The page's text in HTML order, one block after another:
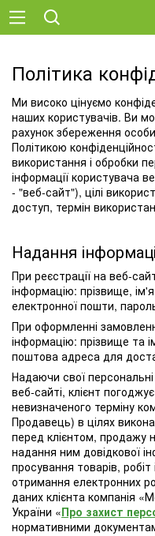
Політика
Ми високо цінуємо
наших користувачів. Ви
рахунок збереження
Політикою
використання і обробки
інформації користувача
- "веб-сайт"), цілі
доступ, термін
Надання
При реєстрації на веб-
інформацію: прізвище,
електронної пошти,
При оформленні
інформацію: прізвище та
поштова адреса для
Надаючи свої персональні
веб-сайті, клієнт
невизначеного терміну
Продавець) в цілях
перед клієнтом, продажу
надання ним довідкової
просування товарів,
отримання електронних
даних клієнта компанія
України «Про захист
нормативними